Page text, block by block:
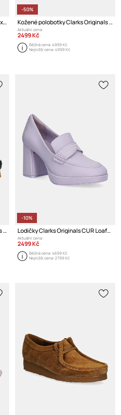
Polobotky Clarks Originals CUR Oxford 2
-50%
Kožené polobotky Clarks Originals CUR Torhill Hi
Aktuální cena:
2499 Kč
Běžná cena:4999 Kč
Nejnižší cena:4999 Kč
Kožené polobotky Clarks Originals Wallabee Boot
-10%
Lodičky Clarks Originals CUR Loafer 2
Aktuální cena:
2499 Kč
Běžná cena:4699 Kč
Nejnižší cena:2799 Kč